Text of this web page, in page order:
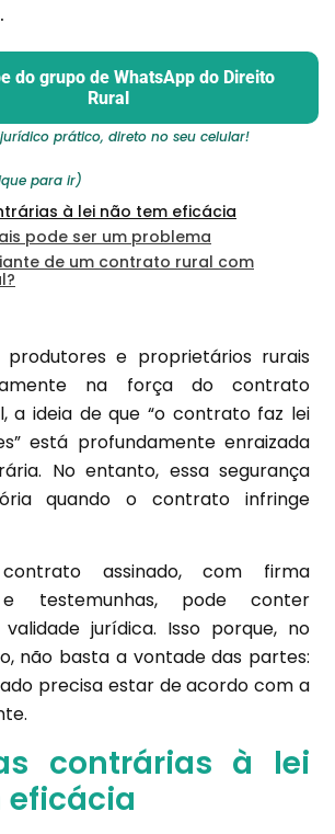
do grupo de WhatsApp do Direito
Rural
prático, direto no seu celular!
para ir)
à lei não tem eficácia
pode ser um problema
de um contrato rural com
produtores e proprietários rurais
na força do contrato
a ideia de que “o contrato faz lei
está profundamente enraizada
No entanto, essa segurança
quando o contrato infringe
assinado, com firma
e testemunhas, pode conter
jurídica. Isso porque, no
não basta a vontade das partes:
precisa estar de acordo com a
contrárias à lei
eficácia